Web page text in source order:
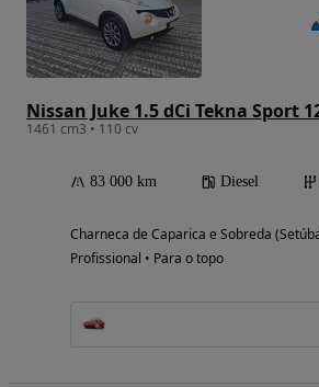
Nissan Juke 1.5 dCi Tekna Sport
1461 cm3 • 110 cv
83 000 km Diesel
Charneca de Caparica e Sobreda
Profissional • Para o topo